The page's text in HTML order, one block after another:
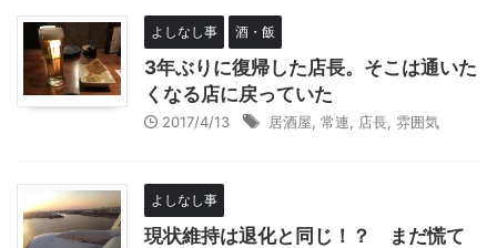
よしなし事 酒・飯
3年ぶりに復帰した店長。そこは通いた
くなる店に戻っていた
2017/4/13 居酒屋 常連 店長 雰囲気
よしなし事
現状維持は退化と同じ！？ まだ慌て